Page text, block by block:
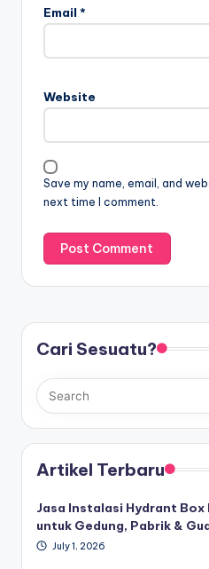
Email *
Website
Save my name, email, and
next time I comment.
Cari Sesuatu?
Artikel Terbaru
Jasa Instalasi Hydrant
untuk Gedung, Pabrik &
July 1, 2026